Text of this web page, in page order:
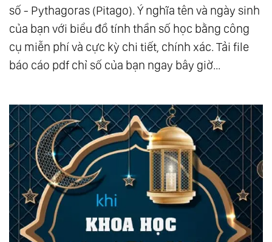
số - Pythagoras (Pitago). Ý nghĩa tên và ngày sinh
của bạn với biểu đồ tính thần số học bằng công
cụ miễn phí và cực kỳ chi tiết, chính xác. Tải file
báo cáo pdf chỉ số của bạn ngay bây giờ...